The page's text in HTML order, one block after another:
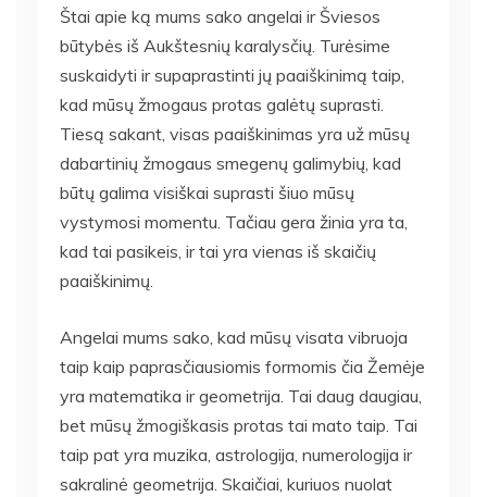
Štai apie ką mums sako angelai ir Šviesos
būtybės iš Aukštesnių karalysčių. Turėsime
suskaidyti ir supaprastinti jų paaiškinimą taip,
kad mūsų žmogaus protas galėtų suprasti.
Tiesą sakant, visas paaiškinimas yra už mūsų
dabartinių žmogaus smegenų galimybių, kad
būtų galima visiškai suprasti šiuo mūsų
vystymosi momentu. Tačiau gera žinia yra ta,
kad tai pasikeis, ir tai yra vienas iš skaičių
paaiškinimų.
Angelai mums sako, kad mūsų visata vibruoja
taip kaip paprasčiausiomis formomis čia Žemėje
yra matematika ir geometrija. Tai daug daugiau,
bet mūsų žmogiškasis protas tai mato taip. Tai
taip pat yra muzika, astrologija, numerologija ir
sakralinė geometrija. Skaičiai, kuriuos nuolat